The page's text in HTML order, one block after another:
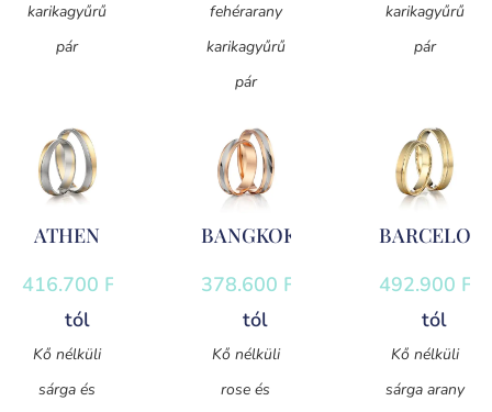
karikagyűrű
pár
fehérarany
karikagyűrű
pár
karikagyűrű
pár
ATHEN
416.700 Ft
tól
Kő nélküli
sárga és
BANGKOK
378.600 Ft
tól
Kő nélküli
rose és
492.900 Ft
tól
Kő nélküli
sárga arany